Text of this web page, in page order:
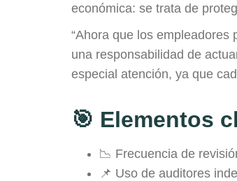
económica: se trata de
“Ahora que los
una responsabilidad de
especial atención, ya que
🎯 Elementos
📉 Frecuencia de
📌 Uso de auditores